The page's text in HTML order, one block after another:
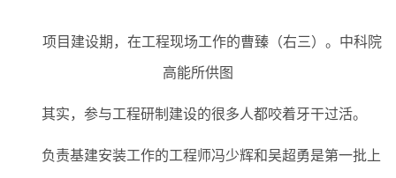
项目建设期，在工程现场工作的曹臻（右三）。中科院
高能所供图
其实，参与工程研制建设的很多人都咬着牙干过活。
负责基建安装工作的工程师冯少辉和吴超勇是第一批上